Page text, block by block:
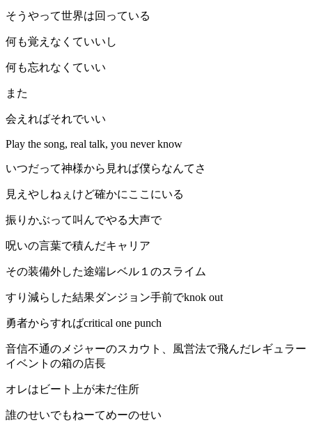
そうやって世界は回っている
何も覚えなくていいし
何も忘れなくていい
また
会えればそれでいい
Play the song, real talk, you never know
いつだって神様から見れば僕らなんてさ
見えやしねぇけど確かにここにいる
振りかぶって叫んでやる大声で
呪いの言葉で積んだキャリア
その装備外した途端レベル１のスライム
すり減らした結果ダンジョン手前でknok out
勇者からすればcritical one punch
音信不通のメジャーのスカウト、風営法で飛んだレギュラー
イベントの箱の店長
オレはビート上が未だ住所
誰のせいでもねーてめーのせい